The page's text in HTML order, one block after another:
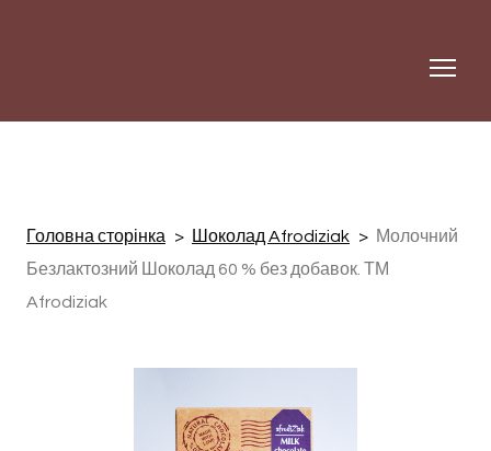
Головна сторінка Шоколад Afrodiziak
Молочний
Безлактозний Шоколад 60 % без добавок. ТМ
Afrodiziak